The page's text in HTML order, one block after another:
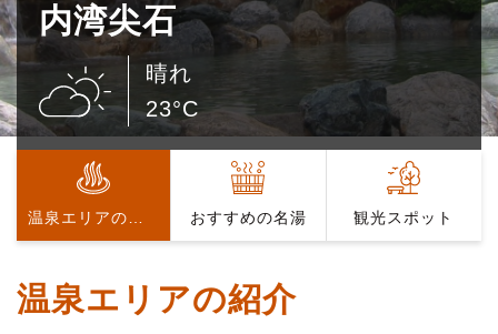
内湾尖石
晴れ
23°C
おすすめの名湯 観光スポット
温泉エリアの紹介